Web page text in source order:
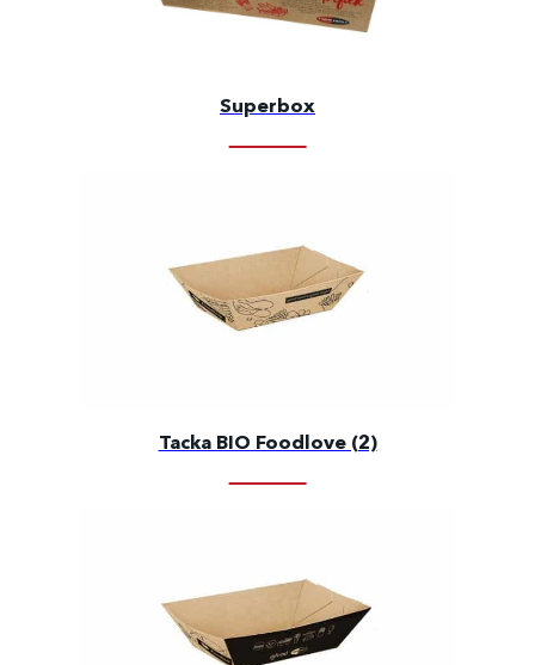
Superbox
Tacka BIO Foodlove (2)